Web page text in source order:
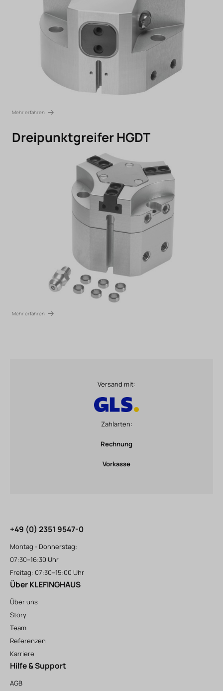
Mehr erfahren
Dreipunktgreifer HGDT
Mehr erfahren
Versand mit:
Zahlarten:
Rechnung
Vorkasse
+49 (0) 2351 9547-0
Montag - Donnerstag:
07:30–16:30 Uhr
Freitag: 07:30–15:00 Uhr
Über KLEFINGHAUS
Über uns
Story
Team
Referenzen
Karriere
Hilfe & Support
AGB